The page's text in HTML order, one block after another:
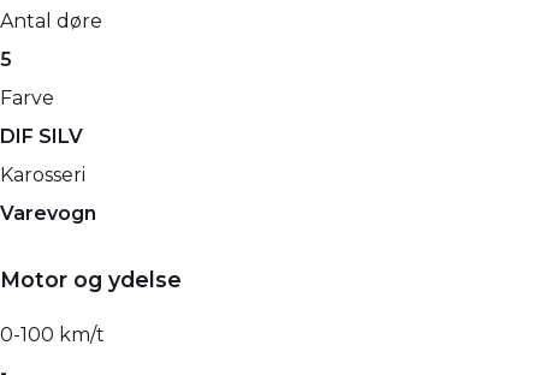
Antal døre
5
Farve
DIF SILV
Karosseri
Varevogn
Motor og ydelse
0-100 km/t